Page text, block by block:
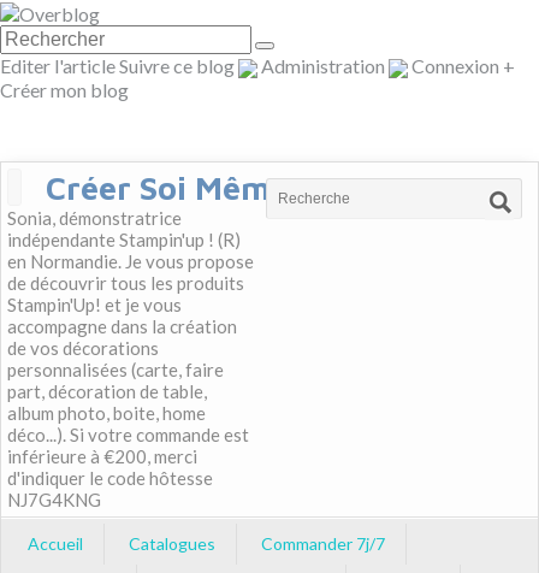
Editer l'articleSuivre ce blog Administration Connexion +
Créer mon blog
Créer Soi Même
Sonia, démonstratrice
indépendante Stampin'up ! (R)
en Normandie. Je vous propose
de découvrir tous les produits
Stampin'Up! et je vous
accompagne dans la création
de vos décorations
personnalisées (carte, faire
part, décoration de table,
album photo, boite, home
déco...). Si votre commande est
inférieure à €200, merci
d'indiquer le code hôtesse
NJ7G4KNG
Accueil Catalogues
Commander 7j/7